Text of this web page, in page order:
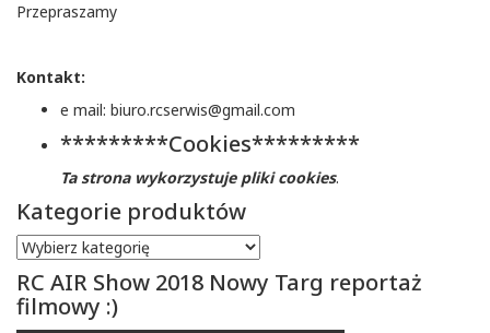
Przepraszamy
Kontakt:
e mail: biuro.rcserwis@gmail.com
*********Cookies*********
Ta strona wykorzystuje pliki cookies.
Kategorie produktów
RC AIR Show 2018 Nowy Targ reportaż
filmowy :)